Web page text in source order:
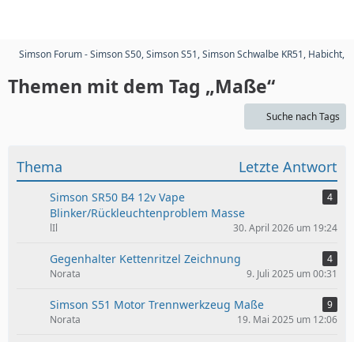
Simson Forum - Simson S50, Simson S51, Simson Schwalbe KR51, Habicht,
Themen mit dem Tag „Maße“
Suche nach Tags
Thema Letzte Antwort
Simson SR50 B4 12v Vape
Blinker/Rückleuchtenproblem Masse
4
lIl 30. April 2026 um 19:24
Gegenhalter Kettenritzel Zeichnung
4
Norata
9. Juli 2025 um 00:31
Simson S51 Motor Trennwerkzeug Maße
9
Norata
19. Mai 2025 um 12:06